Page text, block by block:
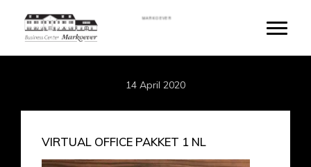
to
main
MARKOEVER
14 April 2020
VIRTUAL OFFICE PAKKET 1 NL